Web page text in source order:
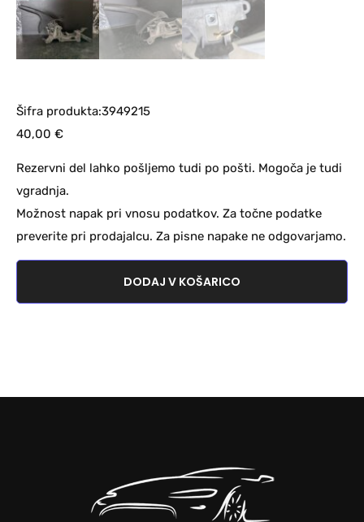
Šifra produkta:3949215
40,00 €
Rezervni del lahko pošljemo tudi po pošti. Mogoča je tudi
vgradnja.
Možnost napak pri vnosu podatkov. Za točne podatke
preverite pri prodajalcu. Za pisne napake ne odgovarjamo.
DODAJ V KOŠARICO